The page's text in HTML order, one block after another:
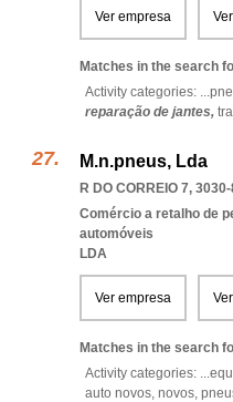
Ver empresa
Matches in the search
Activity categories: ...
reparação de jantes,
M.n.pneus, Lda
R DO CORREIO 7,
Comércio a retalho de
automóveis
LDA
Ver empresa
Matches in the search
Activity categories: ...
auto novos, novos,